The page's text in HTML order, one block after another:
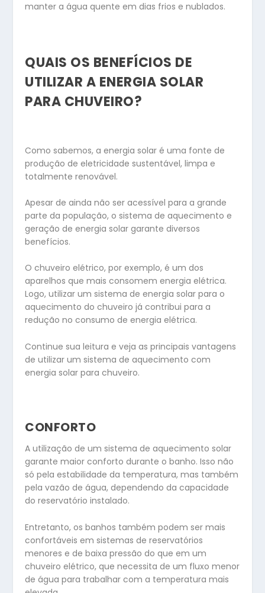
manter a água quente em dias frios e nublados.
QUAIS OS BENEFÍCIOS DE
UTILIZAR A ENERGIA SOLAR
PARA CHUVEIRO?
Como sabemos, a energia solar é uma fonte de
produção de eletricidade sustentável, limpa e
totalmente renovável.
Apesar de ainda não ser acessível para a grande
parte da população, o sistema de aquecimento e
geração de energia solar garante diversos
benefícios.
O chuveiro elétrico, por exemplo, é um dos
aparelhos que mais consomem energia elétrica.
Logo, utilizar um sistema de energia solar para o
aquecimento do chuveiro já contribui para a
redução no consumo de energia elétrica.
Continue sua leitura e veja as principais vantagens
de utilizar um sistema de aquecimento com
energia solar para chuveiro.
CONFORTO
A utilização de um sistema de aquecimento solar
garante maior conforto durante o banho. Isso não
só pela estabilidade da temperatura, mas também
pela vazão de água, dependendo da capacidade
do reservatório instalado.
Entretanto, os banhos também podem ser mais
confortáveis em sistemas de reservatórios
menores e de baixa pressão do que em um
chuveiro elétrico, que necessita de um fluxo menor
de água para trabalhar com a temperatura mais